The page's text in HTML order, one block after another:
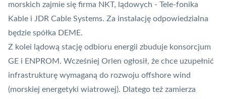
morskich zajmie się firma NKT, lądowych - Tele-fonika
Kable i JDR Cable Systems. Za instalację odpowiedzialna
będzie spółka DEME.
Z kolei lądową stację odbioru energii zbuduje konsorcjum
GE i ENPROM. Wcześniej Orlen ogłosił, że chce uzupełnić
infrastrukturę wymaganą do rozwoju offshore wind
(morskiej energetyki wiatrowej). Dlatego też zamierza